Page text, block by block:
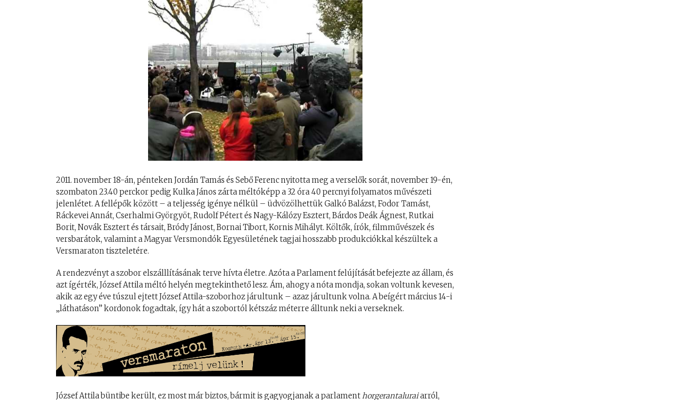
2011. november 18-án, pénteken Jordán Tamás és Sebő Ferenc nyitotta meg a verselők sorát, november 19-én,
szombaton 23.40 perckor pedig Kulka János zárta méltóképp a 32 óra 40 percnyi folyamatos művészeti
jelenlétet. A fellépők között – a teljesség igénye nélkül – üdvözölhettük Galkó Balázst, Fodor Tamást,
Ráckevei Annát, Cserhalmi Györgyöt, Rudolf Pétert és Nagy-Kálózy Esztert, Bárdos Deák Ágnest, Rutkai
Borit, Novák Esztert és társait, Bródy Jánost, Bornai Tibort, Kornis Mihályt. Költők, írók, filmművészek és
versbarátok, valamint a Magyar Versmondók Egyesületének tagjai hosszabb produkciókkal készültek a
Versmaraton tiszteletére.
A rendezvényt a szobor elszálllításának terve hívta életre. Azóta a Parlament felújítását befejezte az állam, és
azt ígérték, József Attila méltó helyén megtekinthető lesz. Ám, ahogy a nóta mondja, sokan voltunk kevesen,
akik az egy éve túszul ejtett József Attila-szoborhoz járultunk – azaz járultunk volna. A beígért március 14-i
„láthatáson” kordonok fogadtak, így hát a szobortól kétszáz méterre álltunk neki a verseknek.
József Attila büntibe került, ez most már biztos, bármit is gagyogjanak a parlamenthorgerantaluraiarról,